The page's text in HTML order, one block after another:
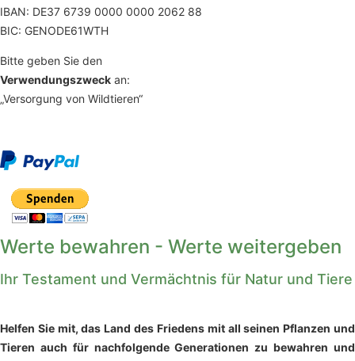
IBAN: DE37 6739 0000 0000 2062 88
BIC: GENODE61WTH
Bitte geben Sie den
Verwendungszweck an:
„Versorgung von Wildtieren“
Werte bewahren - Werte weitergeben
Ihr Testament und Vermächtnis für Natur und Tiere
Helfen Sie mit, das Land des Friedens mit all seinen Pflanzen und
Tieren auch für nachfolgende Generationen zu bewahren und